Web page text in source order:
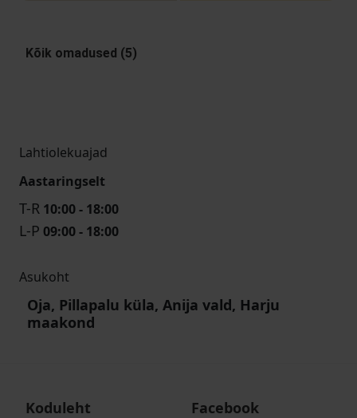
Kõik omadused (5)
Lahtiolekuajad
Aastaringselt
T-R 10:00 - 18:00
L-P 09:00 - 18:00
Asukoht
Oja, Pillapalu küla, Anija vald, Harju
maakond
Koduleht
Facebook